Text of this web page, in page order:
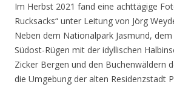
Im Herbst 2021 fand eine achttägige
Rucksacks“ unter Leitung von Jörg
Neben dem Nationalpark Jasmund,
Südost-Rügen mit der idyllischen
Zicker Bergen und den Buchenwäldern
die Umgebung der alten Residenzstadt